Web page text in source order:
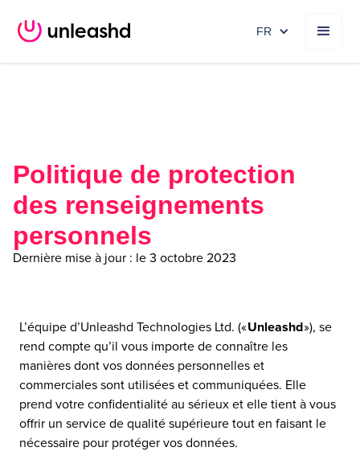
FR
Politique de protection
des renseignements
personnels
Dernière mise à jour : le 3 octobre 2023
L’équipe d’Unleashd Technologies Ltd. («Unleashd»), se
rend compte qu’il vous importe de connaître les
manières dont vos données personnelles et
commerciales sont utilisées et communiquées. Elle
prend votre confidentialité au sérieux et elle tient à vous
offrir un service de qualité supérieure tout en faisant le
nécessaire pour protéger vos données.